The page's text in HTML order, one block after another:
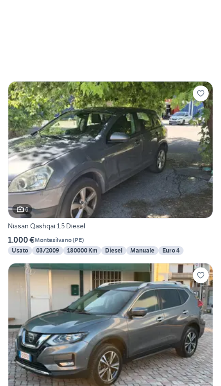
6
Nissan Qashqai 1.5 Diesel
1.000 €Montesilvano(PE)
Usato
03/2009 180000 Km Diesel Manuale Euro 4